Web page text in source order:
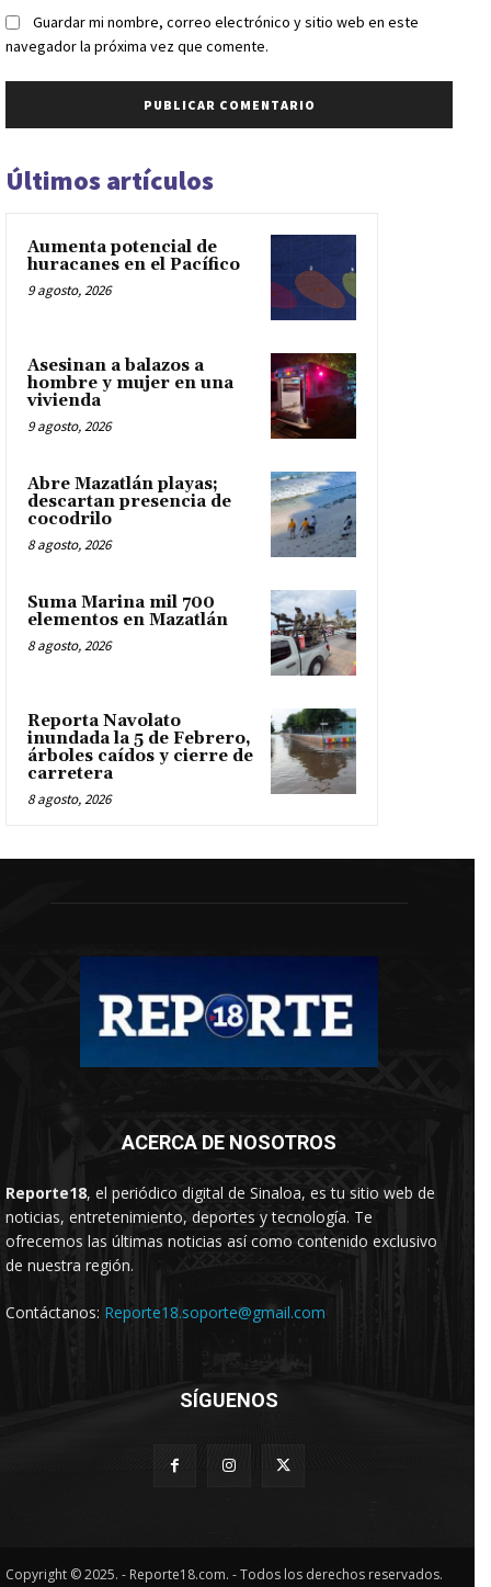
Guardar mi nombre, correo electrónico y sitio web en este
navegador la próxima vez que comente.
Últimos artículos
Aumenta potencial de
huracanes en el Pacífico
9 agosto, 2026
Asesinan a balazos a
hombre y mujer en una
vivienda
9 agosto, 2026
Abre Mazatlán playas;
descartan presencia de
cocodrilo
8 agosto, 2026
Suma Marina mil 700
elementos en Mazatlán
8 agosto, 2026
Reporta Navolato
inundada la 5 de Febrero,
árboles caídos y cierre de
carretera
8 agosto, 2026
ACERCA DE NOSOTROS
Reporte18, el periódico digital de Sinaloa, es tu sitio web de
noticias, entretenimiento, deportes y tecnología. Te
ofrecemos las últimas noticias así como contenido exclusivo
de nuestra región.
Contáctanos: Reporte18.soporte@gmail.com
SÍGUENOS
Copyright © 2025. - Reporte18.com. - Todos los derechos reservados.